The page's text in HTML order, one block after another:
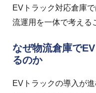
EVトラック対応倉庫
流運用を一体で考える
なぜ物流倉庫で
るのか
EVトラックの導入が